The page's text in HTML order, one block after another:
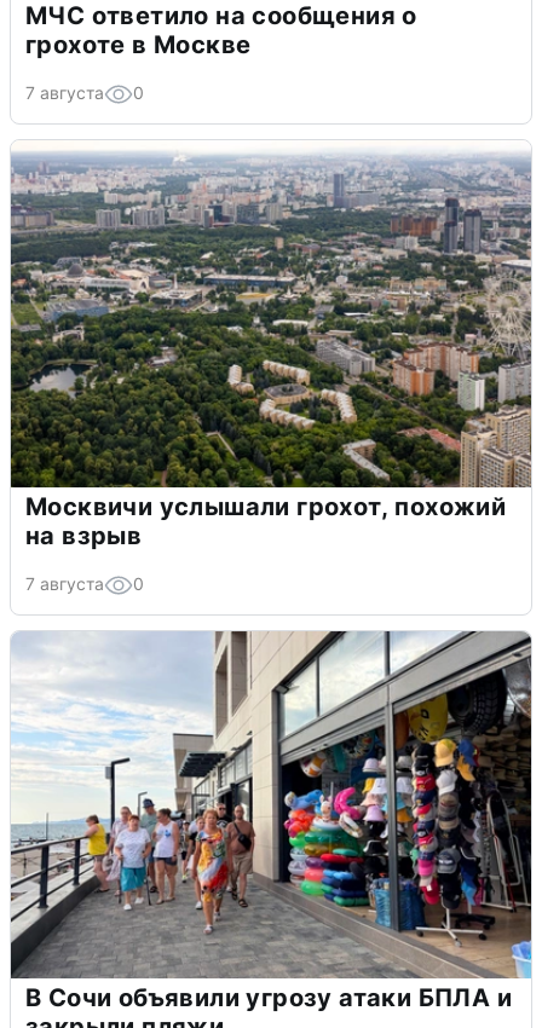
МЧС ответило на сообщения о
грохоте в Москве
7 августа 0
Москвичи услышали грохот, похожий
на взрыв
7 августа 0
В Сочи объявили угрозу атаки БПЛА и